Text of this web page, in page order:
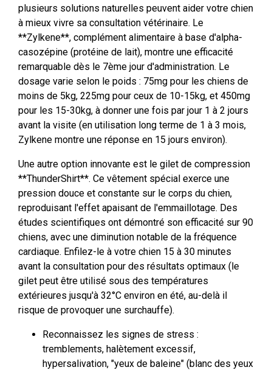
plusieurs solutions naturelles peuvent aider votre chien
à mieux vivre sa consultation vétérinaire. Le
**Zylkene**, complément alimentaire à base d'alpha-
casozépine (protéine de lait), montre une efficacité
remarquable dès le 7ème jour d'administration. Le
dosage varie selon le poids : 75mg pour les chiens de
moins de 5kg, 225mg pour ceux de 10-15kg, et 450mg
pour les 15-30kg, à donner une fois par jour 1 à 2 jours
avant la visite (en utilisation long terme de 1 à 3 mois,
Zylkene montre une réponse en 15 jours environ).
Une autre option innovante est le gilet de compression
**ThunderShirt**. Ce vêtement spécial exerce une
pression douce et constante sur le corps du chien,
reproduisant l'effet apaisant de l'emmaillotage. Des
études scientifiques ont démontré son efficacité sur 90
chiens, avec une diminution notable de la fréquence
cardiaque. Enfilez-le à votre chien 15 à 30 minutes
avant la consultation pour des résultats optimaux (le
gilet peut être utilisé sous des températures
extérieures jusqu'à 32°C environ en été, au-delà il
risque de provoquer une surchauffe).
Reconnaissez les signes de stress :
tremblements, halètement excessif,
hypersalivation, "yeux de baleine" (blanc des yeux